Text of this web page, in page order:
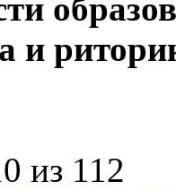
и
из 112